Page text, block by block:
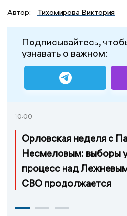
Автор:
Тихомирова Виктория
Подписывайтесь,
узнавать о важном:
10:00
Орловская неделя с
Несмеловым: выборы
процесс над
СВО продолжается